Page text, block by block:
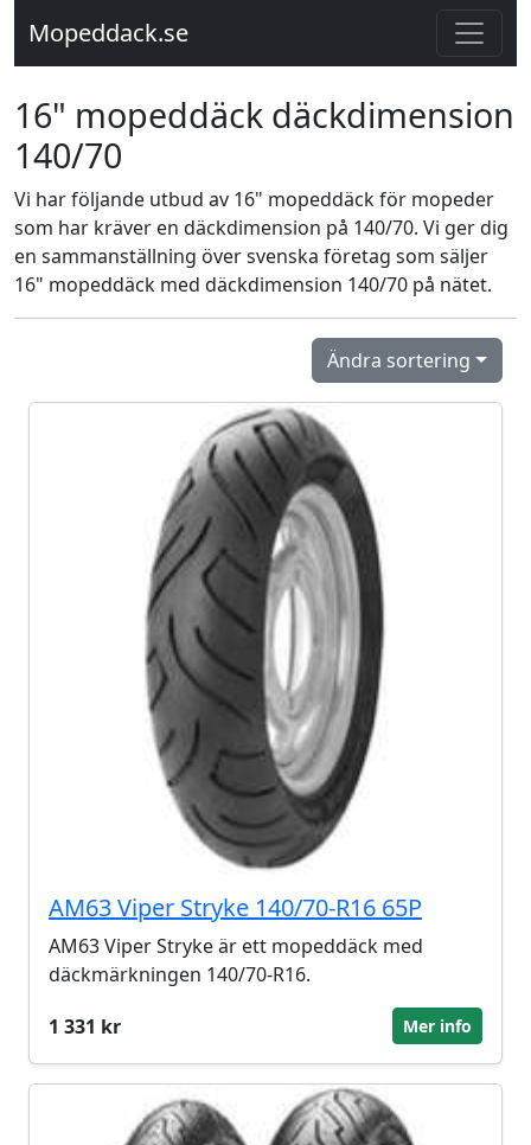
Mopeddack.se
16" mopeddäck däckdimension
140/70
Vi har följande utbud av 16" mopeddäck för mopeder
som har kräver en däckdimension på 140/70. Vi ger dig
en sammanställning över svenska företag som säljer
16" mopeddäck med däckdimension 140/70 på nätet.
Ändra sortering
AM63 Viper Stryke 140/70-R16 65P
AM63 Viper Stryke är ett mopeddäck med
däckmärkningen 140/70-R16.
1 331 kr
Mer info